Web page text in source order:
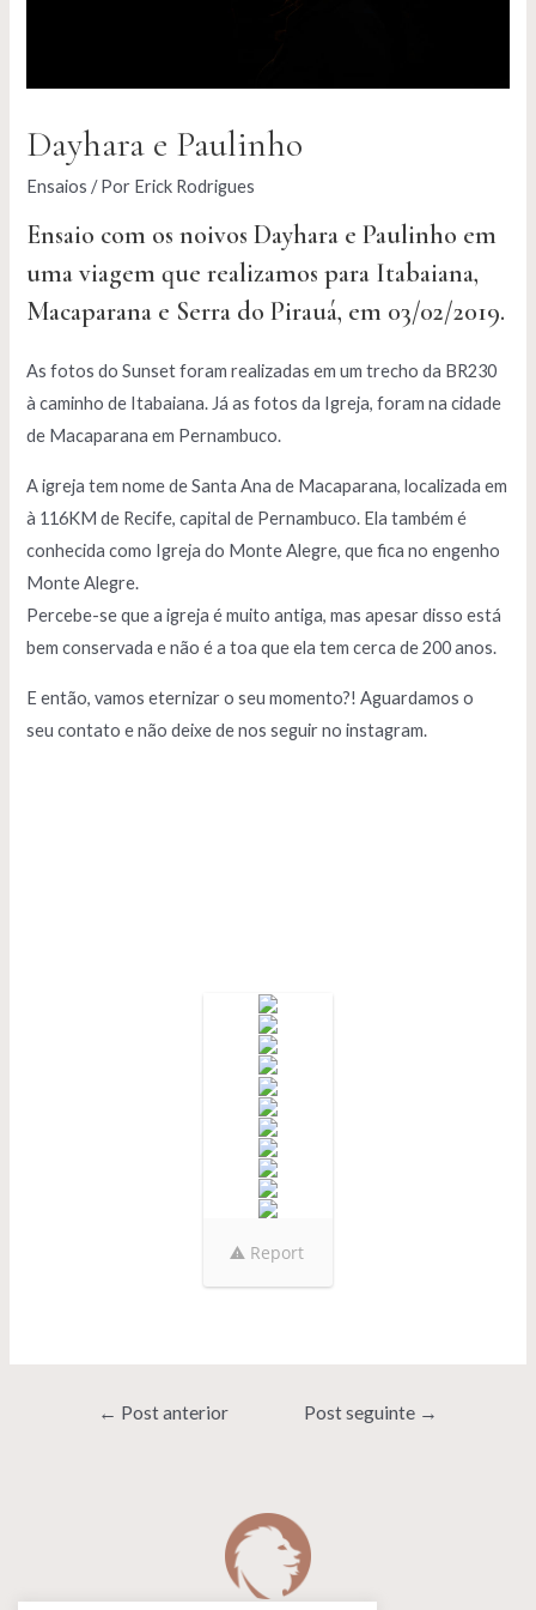
Dayhara e Paulinho
Ensaios / Por Erick Rodrigues
Ensaio com os noivos Dayhara e Paulinho em
uma viagem que realizamos para Itabaiana,
Macaparana e Serra do Pirauá, em 03/02/2019.
As fotos do Sunset foram realizadas em um trecho da BR230
à caminho de Itabaiana. Já as fotos da Igreja, foram na cidade
de Macaparana em Pernambuco.
A igreja tem nome de Santa Ana de Macaparana, localizada em
à 116KM de Recife, capital de Pernambuco. Ela também é
conhecida como Igreja do Monte Alegre, que fica no engenho
Monte Alegre.
Percebe-se que a igreja é muito antiga, mas apesar disso está
bem conservada e não é a toa que ela tem cerca de 200 anos.
E então, vamos eternizar o seu momento?! Aguardamos o
seucontato e não deixe de nos seguir noinstagram.
Report
Navegação
← Post anterior Post seguinte →